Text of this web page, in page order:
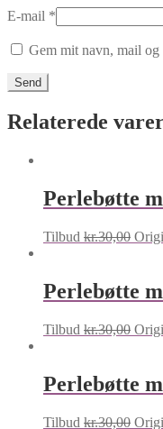
E-mail *
Gem mit navn, mail og
Relaterede
Perlebøtte
Tilbud kr.30,00
Perlebøtte
Tilbud kr.30,00
Perlebøtte
Tilbud kr.30,00